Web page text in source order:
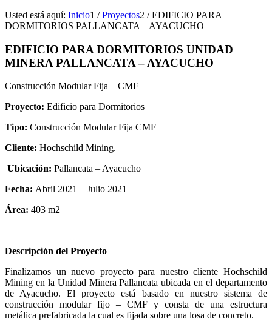
Usted está aquí: Inicio1 / Proyectos2 / EDIFICIO PARA
DORMITORIOS PALLANCATA – AYACUCHO
EDIFICIO PARA DORMITORIOS UNIDAD
MINERA PALLANCATA – AYACUCHO
Construcción Modular Fija – CMF
Proyecto: Edificio para Dormitorios
Tipo: Construcción Modular Fija CMF
Cliente: Hochschild Mining.
Ubicación: Pallancata – Ayacucho
Fecha: Abril 2021 – Julio 2021
Área: 403 m2
Descripción del Proyecto
Finalizamos un nuevo proyecto para nuestro cliente Hochschild
Mining en la Unidad Minera Pallancata ubicada en el departamento
de Ayacucho. El proyecto está basado en nuestro sistema de
construcción modular fijo – CMF y consta de una estructura
metálica prefabricada la cual es fijada sobre una losa de concreto.